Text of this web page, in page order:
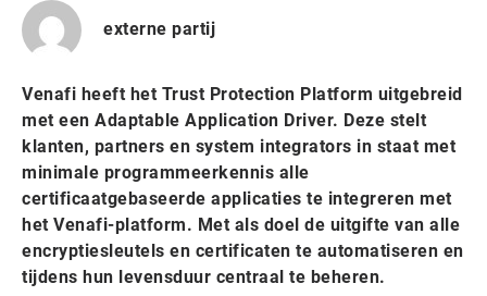
externe partij
Venafi heeft het Trust Protection Platform uitgebreid
met een Adaptable Application Driver. Deze stelt
klanten, partners en system integrators in staat met
minimale programmeerkennis alle
certificaatgebaseerde applicaties te integreren met
het Venafi-platform. Met als doel de uitgifte van alle
encryptiesleutels en certificaten te automatiseren en
tijdens hun levensduur centraal te beheren.